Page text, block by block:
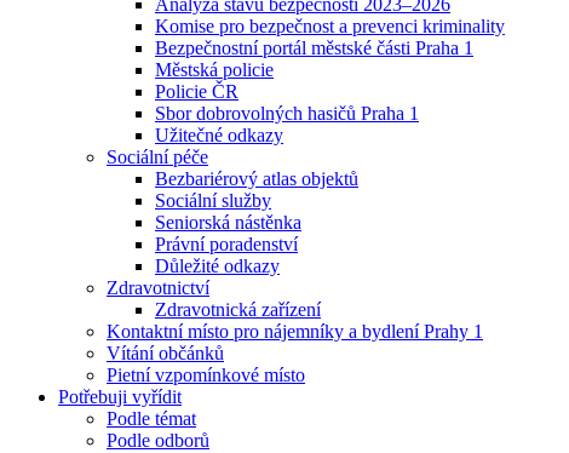
Analýza stavu bezpečnosti 2023–2026
Komise pro bezpečnost a prevenci kriminality
Bezpečnostní portál městské části Praha 1
Městská policie
Policie ČR
Sbor dobrovolných hasičů Praha 1
Užitečné odkazy
Sociální péče
Bezbariérový atlas objektů
Sociální služby
Seniorská nástěnka
Právní poradenství
Důležité odkazy
Zdravotnictví
Zdravotnická zařízení
Kontaktní místo pro nájemníky a bydlení Prahy 1
Vítání občánků
Pietní vzpomínkové místo
Potřebuji vyřídit
Podle témat
Podle odborů